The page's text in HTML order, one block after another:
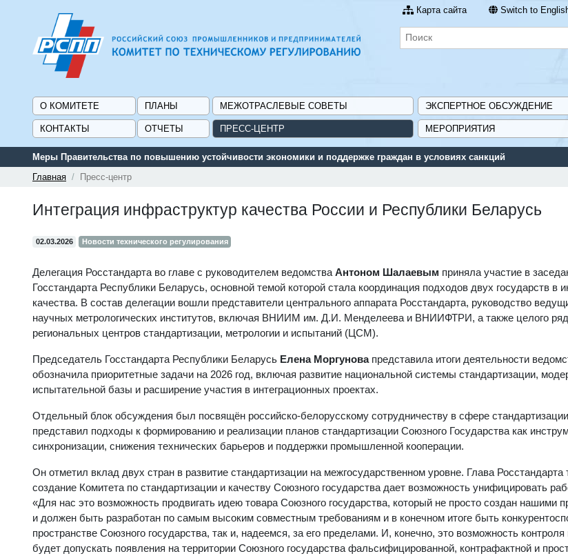
Карта сайта Switch to
О КОМИТЕТЕ ПЛАНЫ МЕЖОТРАСЛЕВЫЕ СОВЕТЫ ЭКСПЕРТНОЕ ОБСУЖДЕНИЕ
КОНТАКТЫ ОТЧЕТЫ ПРЕСС-ЦЕНТР МЕРОПРИЯТИЯ
Меры Правительства по повышению устойчивости экономики и поддержке граждан в условиях санкций
Главная
Пресс-центр
Интеграция инфраструктур качества России и Республики Беларусь
02.03.2026 Новости технического регулирования
Делегация Росстандарта во главе с руководителем ведомства Антоном Шалаевым приняла участие в
Госстандарта Республики Беларусь, основной темой которой стала координация подходов двух государств в
качества. В состав делегации вошли представители центрального аппарата Росстандарта, руководство
научных метрологических институтов, включая ВНИИМ им. Д.И. Менделеева и ВНИИФТРИ, а также целого
региональных центров стандартизации, метрологии и испытаний (ЦСМ).
Председатель Госстандарта Республики Беларусь Елена Моргуновапредставила итоги деятельности
обозначила приоритетные задачи на 2026 год, включая развитие национальной системы стандартизации,
испытательной базы и расширение участия в интеграционных проектах.
Отдельный блок обсуждения был посвящён российско-белорусскому сотрудничеству в сфере
представил подходы к формированию и реализации планов стандартизации Союзного Государства как
синхронизации, снижения технических барьеров и поддержки промышленной кооперации.
Он отметил вклад двух стран в развитие стандартизации на межгосударственном уровне. Глава Росстандарта
создание Комитета по стандартизации и качеству Союзного государства дает возможность унифицировать
«Для нас это возможность продвигать идею товара Союзного государства, который не просто создан нашими
и должен быть разработан по самым высоким совместным требованиям и в конечном итоге быть
пространстве Союзного государства, так и, надеемся, за его пределами. И, конечно, это возможность
будет допускать появления на территории Союзного государства фальсифицированной, контрафактной и